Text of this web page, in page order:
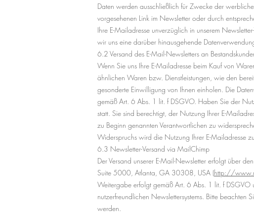
Daten werden ausschließlich für Zwecke der
vorgesehenen Link im Newsletter oder durch
Ihre E-Mailadresse unverzüglich in unserem
wir uns eine darüber hinausgehende
6.2 Versand des E-Mail-Newsletters an
Wenn Sie uns Ihre E-Mailadresse beim Kauf von
ähnlichen Waren bzw. Dienstleistungen, wie den
gesonderte Einwilligung von Ihnen einholen. Die
gemäß Art. 6 Abs. 1 lit. f DSGVO. Haben Sie der
statt. Sie sind berechtigt, der Nutzung Ihrer E-
zu Beginn genannten Verantwortlichen zu
Widerspruchs wird die Nutzung Ihrer E-Mailadresse
6.3 Newsletter-Versand via MailChimp
Der Versand unserer E-Mail-Newsletter erfolgt über
Suite 5000, Atlanta, GA 30308, USA (http://
Weitergabe erfolgt gemäß Art. 6 Abs. 1 lit. f DSGVO
nutzerfreundlichen Newslettersystems. Bitte
werden.